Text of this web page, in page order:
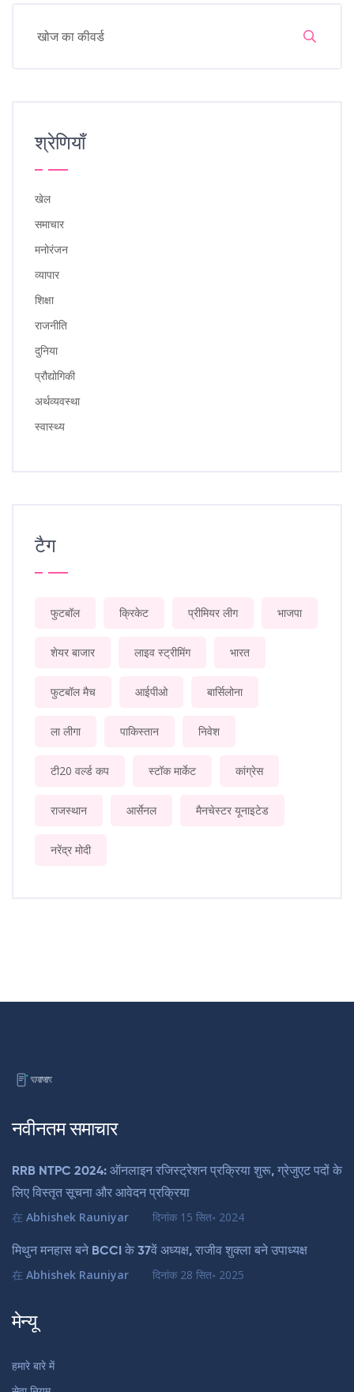
श्रेणियाँ
खेल
समाचार
मनोरंजन
व्यापार
शिक्षा
राजनीति
दुनिया
प्रौद्योगिकी
अर्थव्यवस्था
स्वास्थ्य
टैग
फुटबॉल क्रिकेट प्रीमियर लीग भाजपा
शेयर बाजार लाइव स्ट्रीमिंग भारत
फुटबॉल मैच आईपीओ बार्सिलोना
ला लीगा पाकिस्तान निवेश
टी20 वर्ल्ड कप स्टॉक मार्केट कांग्रेस
राजस्थान आर्सेनल मैनचेस्टर यूनाइटेड
नरेंद्र मोदी
नवीनतम समाचार
RRB NTPC 2024: ऑनलाइन रजिस्ट्रेशन प्रक्रिया शुरू, ग्रेजुएट पदों के
लिए विस्तृत सूचना और आवेदन प्रक्रिया
在 Abhishek Rauniyar दिनांक 15 सित॰ 2024
मिथुन मनहास बने BCCI के 37वें अध्यक्ष, राजीव शुक्ला बने उपाध्यक्ष
在 Abhishek Rauniyar दिनांक 28 सित॰ 2025
मेन्यू
हमारे बारे में